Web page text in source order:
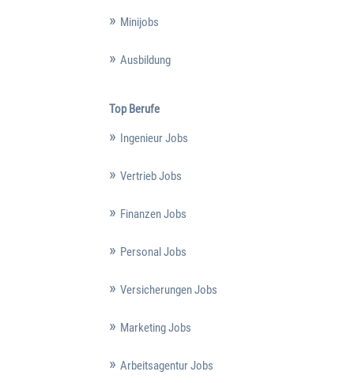
Minijobs
Ausbildung
Top Berufe
Ingenieur Jobs
Vertrieb Jobs
Finanzen Jobs
Personal Jobs
Versicherungen Jobs
Marketing Jobs
Arbeitsagentur Jobs